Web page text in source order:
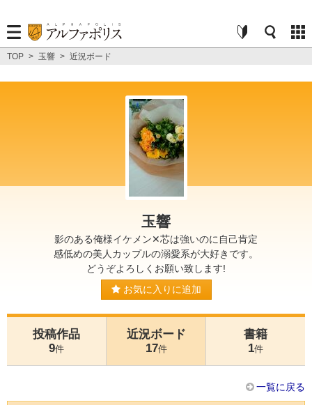
TOP > 玉響 > 近況ボード
玉響
影のある俺様イケメン✕芯は強いのに自己肯定
感低めの美人カップルの溺愛系が大好きです。
どうぞよろしくお願い致します!
お気に入りに追加
投稿作品
9件
近況ボード
17件
書籍
1件
一覧に戻る